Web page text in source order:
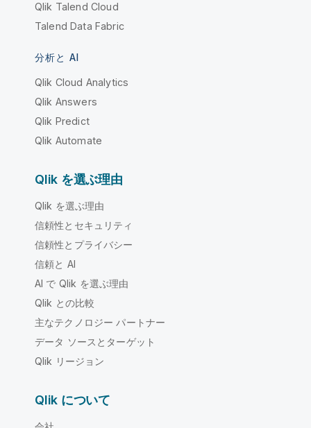
Qlik Talend Cloud
Talend Data Fabric
分析と AI
Qlik Cloud Analytics
Qlik Answers
Qlik Predict
Qlik Automate
Qlik を選ぶ理由
Qlik を選ぶ理由
信頼性とセキュリティ
信頼性とプライバシー
信頼と AI
AI で Qlik を選ぶ理由
Qlik との比較
主なテクノロジー パートナー
データ ソースとターゲット
Qlik リージョン
Qlik について